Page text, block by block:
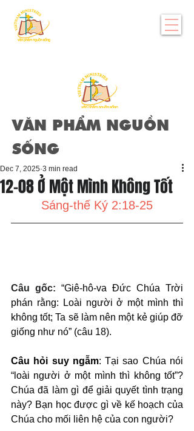
VĂN PHẨM NGUỒN
SỐNG
12-08 Ở Một Mình Không Tốt
Dec 7, 2025 3 min read
Sáng-thế Ký 2:18-25
Câu gốc: “Giê-hô-va Đức Chúa Trời
phán rằng: Loài người ở một mình thì
không tốt; Ta sẽ làm nên một kẻ giúp đỡ
giống như nó” (câu 18).
Câu hỏi suy ngẫm: Tại sao Chúa nói
“loài người ở một mình thì không tốt”?
Chúa đã làm gì để giải quyết tình trạng
này? Bạn học được gì về kế hoạch của
Chúa cho mối liên hệ của con người?